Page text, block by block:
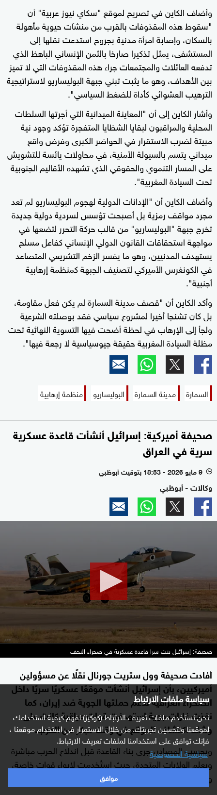
سياسة ملفات الارتباط
نحن نستخدم ملفات تعريف الارتباط (كوكيز) لفهم كيفية استخدامك
لموقعنا ولتحسين تجربتك. من خلال الاستمرار في استخدام موقعنا ،
فإنك توافق على استخدامنا لملفات تعريف الارتباط.
سياسية الخصوصية
موافق
وأضاف الكاين في تصريح لموقع "سكاي نيوز عربية" أن
"سقوط هذه المقذوفات بالقرب من منشآت حيوية مأهولة
بالسكان، وإصابة امرأة مدنية بجروح استدعت نقلها إلى
المستشفى، يمثل تذكيرا صارخا بالثمن الإنساني الباهظ الذي
تدفعه العائلات والمجتمعات جراء هذه المقذوفات التي لا تميز
بين الأهداف، وهو ما يثبت تبني جبهة البوليساريو لاستراتيجية
الترهيب العشوائي كأداة للضغط السياسي".
وأشار الكاين إلى أن "المعاينة الميدانية التي أجرتها السلطات
المحلية والمراقبون لبقايا الشظايا المتفجرة تؤكد وجود نية
مبيتة لضرب الاستقرار في الحواضر الكبرى وفرض واقع
ميداني يتسم بالسيولة الأمنية، في محاولات يائسة للتشويش
على المسار التنموي والحقوقي الذي تشهده الأقاليم الجنوبية
تحت السيادة المغربية".
وأضاف الكاين أن "الإدانات الدولية لهجوم البوليساريو لم تعد
مجرد مواقف رمزية بل أصبحت تؤسس لسردية دولية جديدة
تخرج جبهة "البوليساريو" من قالب حركة التحرر لتضعها في
مواجهة استحقاقات القانون الدولي الإنساني كفاعل مسلح
يستهدف المدنيين، وهو ما يفسر الزخم التشريعي المتصاعد
في الكونغرس الأميركي لتصنيف الجبهة كمنظمة إرهابية
أجنبية".
وأكد الكاين أن "قصف مدينة السمارة لم يكن فعل مقاومة،
بل كان تشنجا أخيرا لمشروع سياسي فقد بوصلته الشرعية
ولجأ إلى الإرهاب في لحظة أضحت فيها التسوية النهائية تحت
مظلة السيادة المغربية حقيقة جيوسياسية لا رجعة فيها".
السمارة مدينة السمارة البوليساريو منظمة إرهابية
صحيفة أميركية: إسرائيل أنشأت قاعدة عسكرية
سرية في العراق
l 9 مايو 2026 - 18:53 بتوقيت أبوظبي
وكالات - أبوظبي
minutes,
seconds
صحيفة: إسرائيل بنت سرا قاعدة عسكرية في صحراء النجف
أفادت صحيفة وول ستريت جورنال نقلًا عن مسؤولين
أميركيين، بأن إسرائيل أنشأت موقعًا عسكريًا سريًا داخل
الصحراء العراقية لدعم حملتها الجوية ضد إيران، كما
نفذت غارات جوية استهدفت قوات عراقية كانت على
وشك اكتشاف الموقع في وقت مبكر من الحرب.
وبحسب المصادر، جرى بناء القاعدة قبل اندلاع الحرب مباشرة
وبعلم الولايات المتحدة، حيث استُخدمت لإيواء قوات خاصة،
وشكلت مركزًا لوجستيًا لدعم عمليات